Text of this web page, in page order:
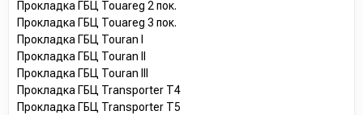
Прокладка ГБЦ Touareg 2 пок.
Прокладка ГБЦ Touareg 3 пок.
Прокладка ГБЦ Touran I
Прокладка ГБЦ Touran II
Прокладка ГБЦ Touran III
Прокладка ГБЦ Transporter T4
Прокладка ГБЦ Transporter T5